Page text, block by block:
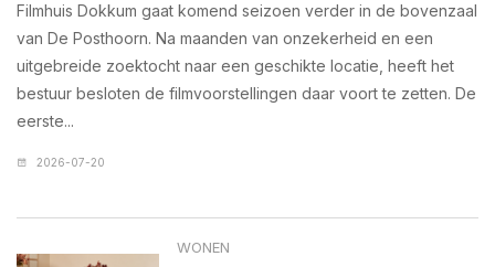
Filmhuis Dokkum gaat komend seizoen verder in de bovenzaal
van De Posthoorn. Na maanden van onzekerheid en een
uitgebreide zoektocht naar een geschikte locatie, heeft het
bestuur besloten de filmvoorstellingen daar voort te zetten. De
eerste...
2026-07-20
WONEN